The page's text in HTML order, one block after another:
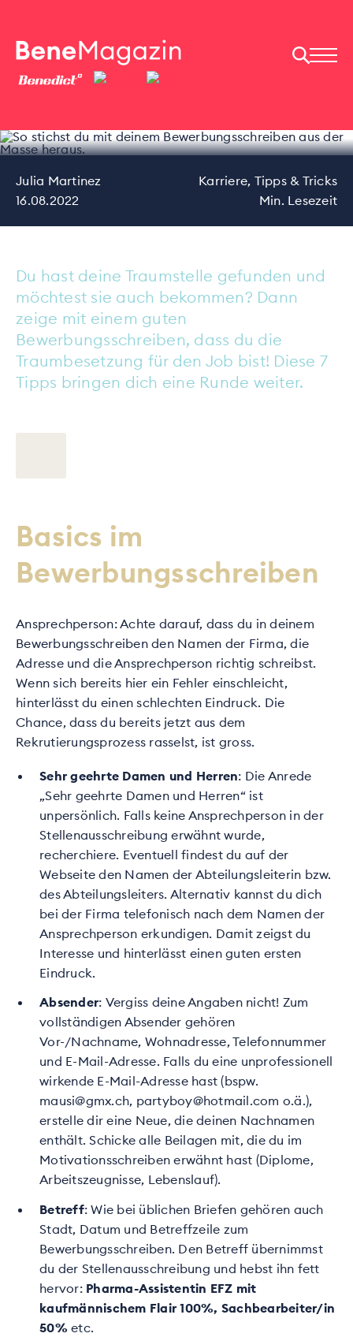
Bewerbungsschreibe
n aus der Masse
Julia Martinez
16.08.2022
Karriere, Tipps & Tricks
Min. Lesezeit
Du hast deine Traumstelle gefunden und
möchtest sie auch bekommen? Dann
zeige mit einem guten
Bewerbungsschreiben, dass du die
Traumbesetzung für den Job bist! Diese 7
Tipps bringen dich eine Runde weiter.
Basics im
Bewerbungsschreiben
Ansprechperson: Achte darauf, dass du in deinem
Bewerbungsschreiben den Namen der Firma, die
Adresse und die Ansprechperson richtig schreibst.
Wenn sich bereits hier ein Fehler einschleicht,
hinterlässt du einen schlechten Eindruck. Die
Chance, dass du bereits jetzt aus dem
Rekrutierungsprozess rasselst, ist gross.
Sehr geehrte Damen und Herren: Die Anrede
„Sehr geehrte Damen und Herren“ ist
unpersönlich. Falls keine Ansprechperson in der
Stellenausschreibung erwähnt wurde,
recherchiere. Eventuell findest du auf der
Webseite den Namen der Abteilungsleiterin bzw.
des Abteilungsleiters. Alternativ kannst du dich
bei der Firma telefonisch nach dem Namen der
Ansprechperson erkundigen. Damit zeigst du
Interesse und hinterlässt einen guten ersten
Eindruck.
Absender: Vergiss deine Angaben nicht! Zum
vollständigen Absender gehören
Vor-/Nachname, Wohnadresse, Telefonnummer
und E-Mail-Adresse. Falls du eine unprofessionell
wirkende E-Mail-Adresse hast (bspw.
mausi@gmx.ch, partyboy@hotmail.com o.ä.),
erstelle dir eine Neue, die deinen Nachnamen
enthält. Schicke alle Beilagen mit, die du im
Motivationsschreiben erwähnt hast (Diplome,
Arbeitszeugnisse, Lebenslauf).
Betreff: Wie bei üblichen Briefen gehören auch
Stadt, Datum und Betreffzeile zum
Bewerbungsschreiben. Den Betreff übernimmst
du der Stellenausschreibung und hebst ihn fett
hervor:Pharma-Assistentin EFZ mit
kaufmännischem Flair 100%, Sachbearbeiter/in
50%etc.